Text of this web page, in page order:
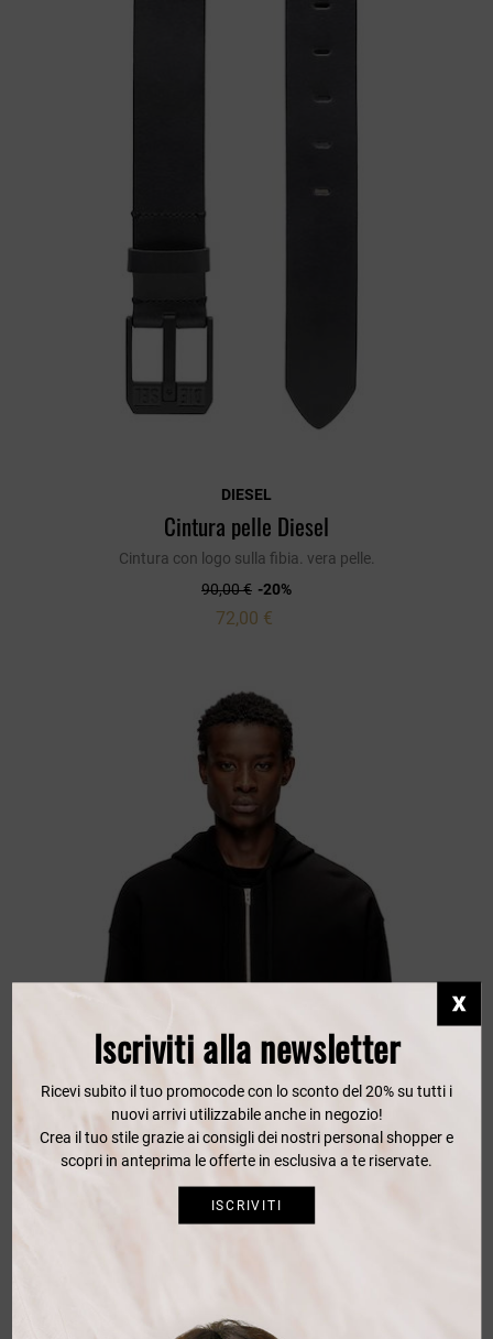
DIESEL
Cintura pelle Diesel
Cintura con logo sulla fibia. vera pelle.
90,00 € -20%
72,00 €
Iscriviti alla newsletter
Ricevi subito il tuo promocode con lo sconto del 20% su tutti i
nuovi arrivi utilizzabile anche in negozio!
Crea il tuo stile grazie ai consigli dei nostri personal shopper e
scopri in anteprima le offerte in esclusiva a te riservate.
ISCRIVITI